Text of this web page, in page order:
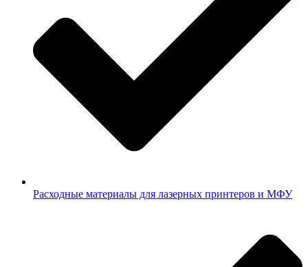
Расходные материалы для лазерных принтеров и МФУ